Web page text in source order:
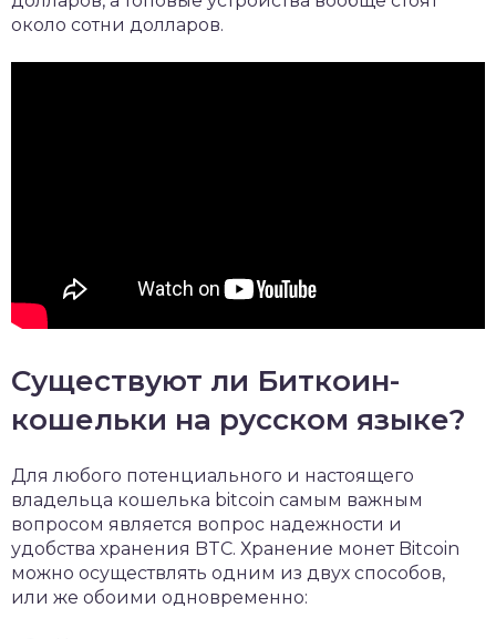
около сотни долларов.
Существуют ли Биткоин-
кошельки на русском языке?
Для любого потенциального и настоящего
владельца кошелька bitcoin самым важным
вопросом является вопрос надежности и
удобства хранения BTC. Хранение монет Bitcoin
можно осуществлять одним из двух способов,
или же обоими одновременно: